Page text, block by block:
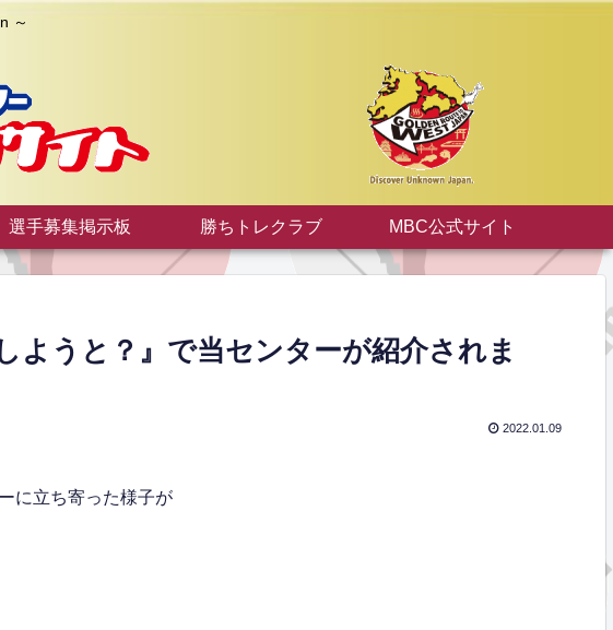
～
選手募集掲示板 勝ちトレクラブ MBC公式サイト
ようと？』で当センターが紹介されま
2022.01.09
に立ち寄った様子が